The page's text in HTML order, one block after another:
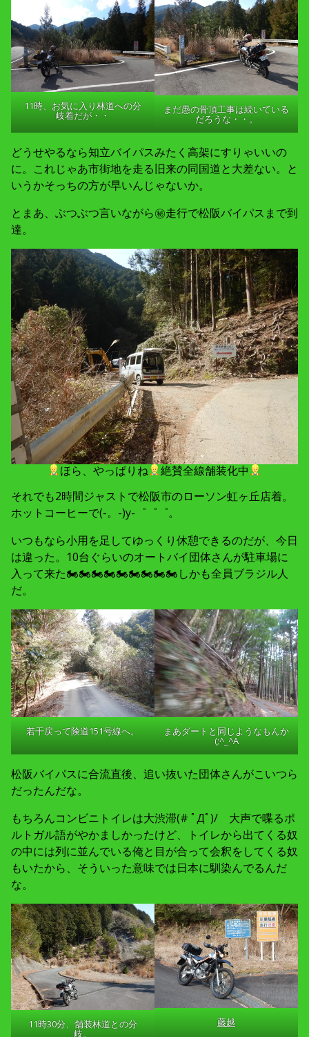
11時、お気に入り林道への分
岐着だが・・ まだ愚の骨頂工事は続いている
だろうな・・。
どうせやるなら知立バイパスみたく高架にすりゃいいの
に。これじゃあ市街地を走る旧来の同国道と大差ない。と
いうかそっちの方が早いんじゃないか。
とまあ、ぶつぶつ言いながら㊙走行で松阪バイパスまで到
達。
ほら、やっぱりね
絶賛全線舗装化中
それでも2時間ジャストで松阪市のローソン虹ヶ丘店着。
ホットコーヒーで(-。-)y-゜゜゜。
いつもなら小用を足してゆっくり休憩できるのだが、今日
は違った。10台ぐらいのオートバイ団体さんが駐車場に
入って来た🏍🏍🏍🏍🏍🏍🏍🏍🏍しかも全員ブラジル人
だ。
若干戻って険道151号線へ。 まあダートと同じようなもんか
(;^_^A
松阪バイパスに合流直後、追い抜いた団体さんがこいつら
だったんだな。
もちろんコンビニトイレは大渋滞(# ﾟДﾟ)/ 大声で喋るポ
ルトガル語がやかましかったけど、トイレから出てくる奴
の中には列に並んでいる俺と目が合って会釈をしてくる奴
もいたから、そういった意味では日本に馴染んでるんだ
な。
11時30分、舗装林道との分
岐。
藤越